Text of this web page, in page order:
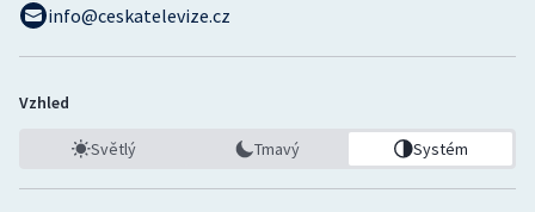
info@ceskatelevize.cz
Vzhled
Světlý Tmavý Systém